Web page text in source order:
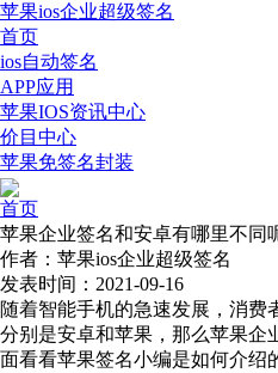
苹果ios企业超级签名
首页
ios自动签名
APP应用
苹果IOS资讯中心
价目中心
苹果免签名封装
首页
苹果企业签名和安卓有哪里不同
作者：苹果ios企业超级签名
发表时间：2021-09-16
随着智能手机的急速发展，消费
分别是安卓和苹果，那么苹果企
面看看苹果签名小编是如何介绍